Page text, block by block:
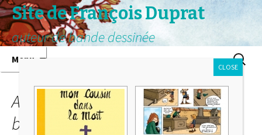
Site de François Duprat
auteur de bande dessinée
Menu
Archives pour la catégorie Les
bonhommes de pluie
CLOSE